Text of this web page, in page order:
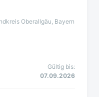
Oberallgäu, Bayern
Gültig bis:
07.09.2026